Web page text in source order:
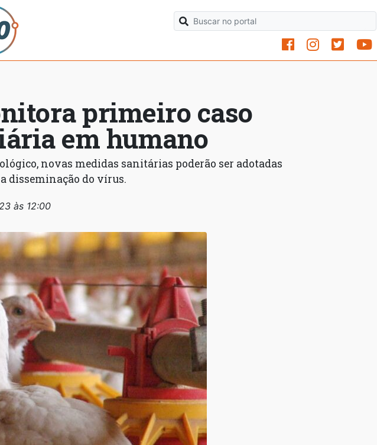
primeiro caso
em humano
novas medidas sanitárias poderão ser adotadas
disseminação do vírus.
às 12:00